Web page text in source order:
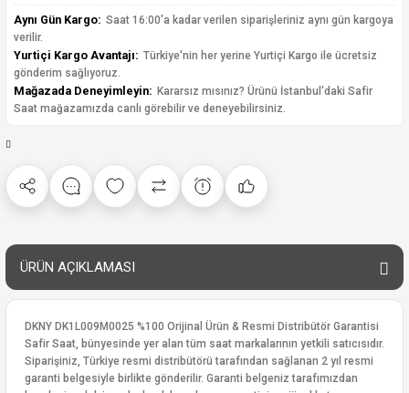
Aynı Gün Kargo: Saat 16:00'a kadar verilen siparişleriniz aynı gün kargoya
verilir.
Yurtiçi Kargo Avantajı: Türkiye'nin her yerine Yurtiçi Kargo ile ücretsiz
gönderim sağlıyoruz.
Mağazada Deneyimleyin: Kararsız mısınız? Ürünü İstanbul'daki Safir
Saat mağazamızda canlı görebilir ve deneyebilirsiniz.
ÜRÜN AÇIKLAMASI
DKNY DK1L009M0025 %100 Orijinal Ürün & Resmi Distribütör Garantisi
Safir Saat, bünyesinde yer alan tüm saat markalarının yetkili satıcısıdır.
Siparişiniz, Türkiye resmi distribütörü tarafından sağlanan 2 yıl resmi
garanti belgesiyle birlikte gönderilir. Garanti belgeniz tarafımızdan